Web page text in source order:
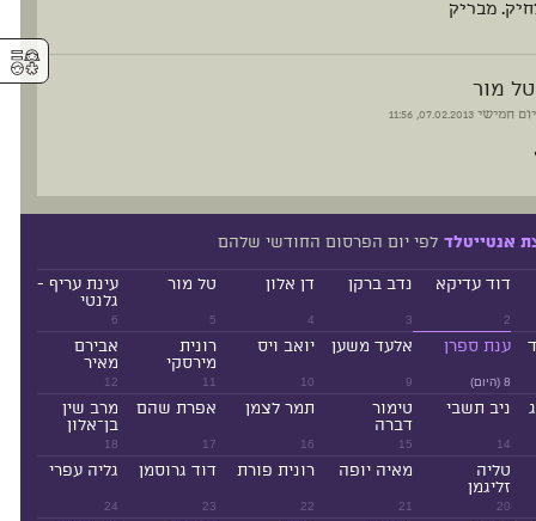
מבריק
טל מור
יום חמישי
אנטייטלד לפי יום הפרסום החודשי שלהם
2
דוד עדיקא
3
נדב ברקן
4
דן אלון
5
טל מור
6
עינת עריף -
גלנטי
8 (היום)
ענת ספרן
9
אלעד משען
10
יואב ויס
11
רונית
מירסקי
12
אבירם
מאיר
14
ניב תשבי
15
טימור
דברה
16
תמר לצמן
17
אפרת שהם
18
מרב שין
בן־אלון
20
טליה
זליגמן
21
מאיה יופה
22
רונית פורת
23
דוד גרוסמן
24
גליה עפרי
⚥︎